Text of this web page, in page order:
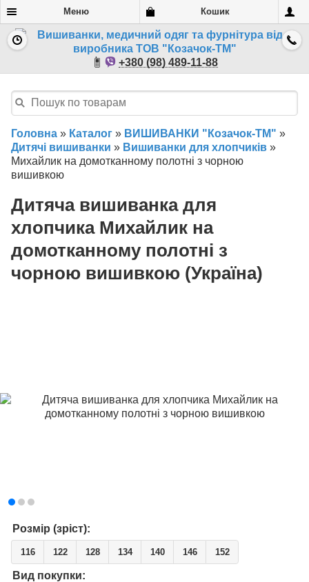
Меню Кошик
+380 (98) 489-11-88
Головна » Каталог » ВИШИВАНКИ "Козачок-ТМ" »
Дитячі вишиванки » Вишиванки для хлопчиків »
Михайлик на домотканному полотні з чорною
вишивкою
Дитяча вишиванка для
хлопчика Михайлик на
домотканному полотні з
чорною вишивкою (Україна)
Розмір (зріст):
116 122 128 134 140 146 152
Вид покупки: